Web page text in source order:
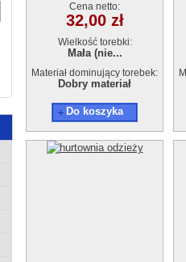
Cena netto:
32,00 zł
Wielkość torebki:
Mała (nie...
Materiał dominujący torebek:
Dobry materiał
Do koszyka